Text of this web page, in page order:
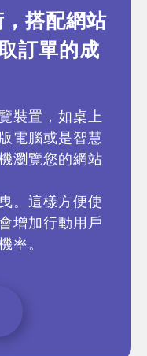
搭配網站
訂單的成
裝置，如桌上
電腦或是智慧
瀏覽您的網站
。這樣方便使
增加行動用戶
率。